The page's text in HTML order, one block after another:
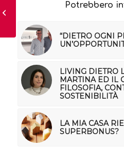
Potrebbero
“DIETRO OGNI
LIVING DIETRO
MARTINA ED IL
FILOSOFIA,
SOSTENIBILITÀ
LA MIA CASA
SUPERBONUS?
SQUADRA, PER
AZIENDA